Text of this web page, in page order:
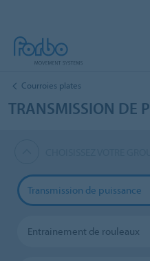
Courroies plates
TRANSMISSION DE
Transmission de puissance
Entrainement de rouleaux